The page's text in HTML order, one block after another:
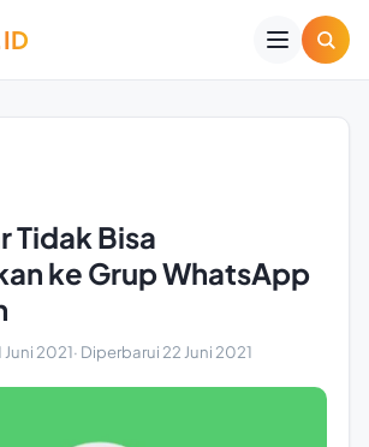
Tidak Bisa
ke Grup WhatsApp
Juni 2021· Diperbarui 22 Juni 2021